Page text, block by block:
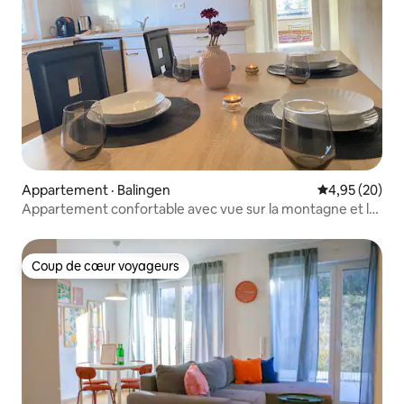
Appartement · Balingen Note
4,95 (20)
Appartement confortable avec vue sur la montagne et la
Coup de cœur voyageurs
Coup de cœur voyageurs